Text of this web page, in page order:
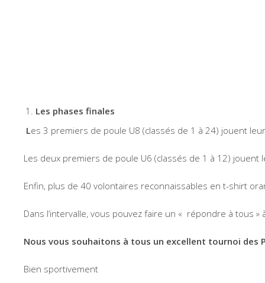
Les phases finales
Les 3 premiers de poule U8 (classés de 1 à 24) jouent
Les deux premiers de poule U6 (classés de 1 à 12)
Enfin, plus de 40 volontaires reconnaissables en t-shirt
Dans l’intervalle, vous pouvez faire un « répondre à tous
Nous vous souhaitons à tous un excellent tournoi des
Bien sportivement